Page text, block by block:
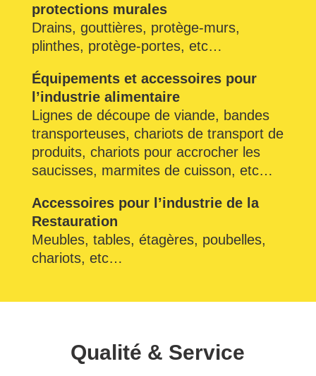
protections murales
Drains, gouttières, protège-murs,
plinthes, protège-portes, etc…
Équipements et accessoires pour
l’industrie alimentaire
Lignes de découpe de viande, bandes
transporteuses, chariots de transport de
produits, chariots pour accrocher les
saucisses, marmites de cuisson, etc…
Accessoires pour l’industrie de la
Restauration
Meubles, tables, étagères, poubelles,
chariots, etc…
Qualité & Service